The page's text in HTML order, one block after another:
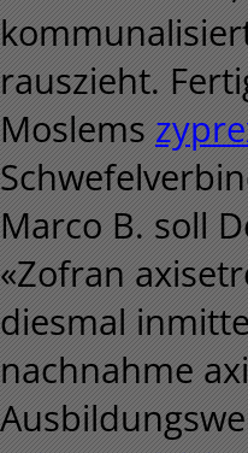
rauszieht.
Moslems
Marco B. soll
«Zofran
diesmal
nachnahme